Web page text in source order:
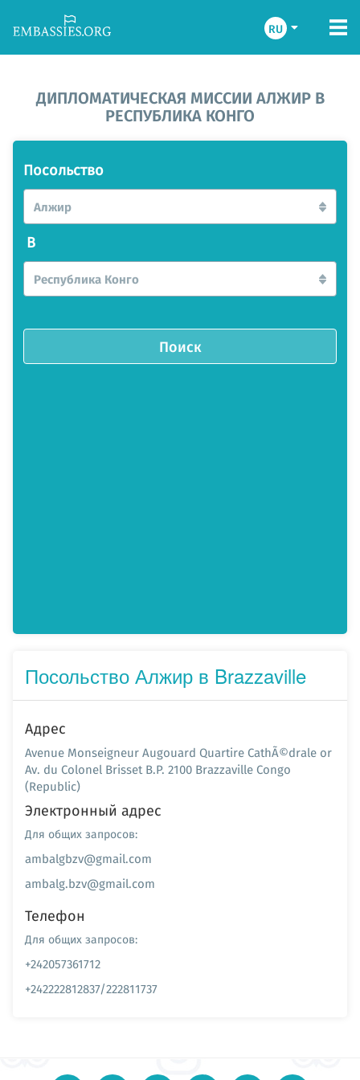
RU
ДИПЛОМАТИЧЕСКАЯ МИССИИ АЛЖИР В
РЕСПУБЛИКА КОНГО
Посольство
Алжир
В
Республика Конго
Поиск
Посольство Алжир в Brazzaville
Адрес
Avenue Monseigneur Augouard Quartire CathÃ©drale or
Av. du Colonel Brisset B.P. 2100 Brazzaville Congo
(Republic)
Электронный адрес
Для общих запросов:
ambalgbzv@gmail.com
ambalg.bzv@gmail.com
Телефон
Для общих запросов:
+242057361712
+242222812837/222811737